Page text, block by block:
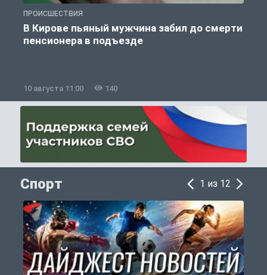
ПРОИСШЕСТВИЯ
В Кирове пьяный мужчина забил до смерти
пенсионера в подъезде
10 августа 11:00 140
Спорт 1 из 12